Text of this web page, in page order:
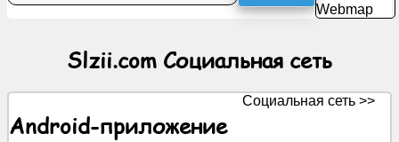
в
Webmap
Slzii.com Социальная сеть
Android-приложение
Социальная сеть >>